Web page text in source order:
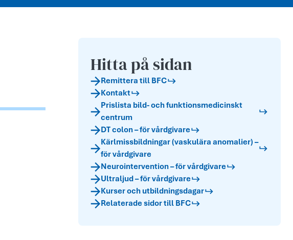
Hitta på sidan
Remittera till BFC
Kontakt
Prislista bild- och funktionsmedicinskt
centrum
DT colon – för vårdgivare
Kärlmissbildningar (vaskulära anomalier) –
för vårdgivare
Neurointervention – för vårdgivare
Ultraljud – för vårdgivare
Kurser och utbildningsdagar
Relaterade sidor till BFC